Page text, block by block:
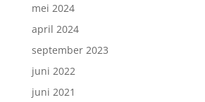
mei 2024
april 2024
september 2023
juni 2022
juni 2021